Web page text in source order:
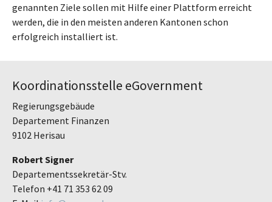
genannten Ziele sollen mit Hilfe einer Plattform erreicht
werden, die in den meisten anderen Kantonen schon
erfolgreich installiert ist.
Koordinationsstelle eGovernment
Regierungsgebäude
Departement Finanzen
9102 Herisau
Robert Signer
Departementssekretär-Stv.
Telefon +41 71 353 62 09